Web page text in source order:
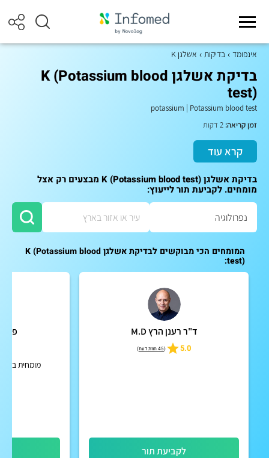
אינפומד בדיקות אשלגן K
בדיקת אשלגן K (Potassium blood
test)
potassium
Potassium blood test
זמן קריאה:
קרא עוד
בדיקת אשלגן K (Potassium blood test) מבצעים רק אצל
מומחים. לקביעת תור לייעוץ:
המומחים הכי מבוקשים לבדיקת אשלגן K (Potassium blood
test):
ד"ר רענן הרץ M.D
5.0
(45 חוות דעת )
לקביעת תור
מומחית